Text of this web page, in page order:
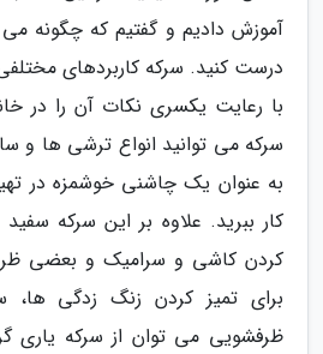
آموزش دادیم و گفتیم که چگونه
درست کنید. سرکه کاربردهای
با رعایت یکسری نکات آن را در
سرکه می توانید انواع ترشی ها و
به عنوان یک چاشنی خوشمزه در
کار ببرید. علاوه بر این سرکه
کردن کاشی و سرامیک و بعضی
برای تمیز کردن زنگ زدگی
ظرفشویی می توان از سرکه یاری